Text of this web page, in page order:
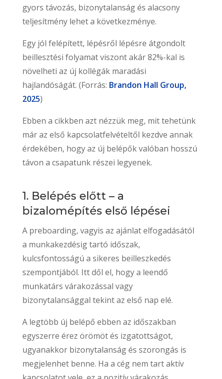
gyors távozás, bizonytalanság és alacsony
teljesítmény lehet a következménye.
Egy jól felépített, lépésről lépésre átgondolt
beillesztési folyamat viszont akár 82%-kal is
növelheti az új kollégák maradási
hajlandóságát. (Forrás: Brandon Hall Group,
2025)
Ebben a cikkben azt nézzük meg, mit tehetünk
már az első kapcsolatfelvételtől kezdve annak
érdekében, hogy az új belépők valóban hosszú
távon a csapatunk részei legyenek.
1. Belépés előtt – a
bizalomépítés első lépései
A preboarding, vagyis az ajánlat elfogadásától
a munkakezdésig tartó időszak,
kulcsfontosságú a sikeres beilleszkedés
szempontjából. Itt dől el, hogy a leendő
munkatárs várakozással vagy
bizonytalansággal tekint az első nap elé.
A legtöbb új belépő ebben az időszakban
egyszerre érez örömöt és izgatottságot,
ugyanakkor bizonytalanság és szorongás is
megjelenhet benne. Ha a cég nem tart aktív